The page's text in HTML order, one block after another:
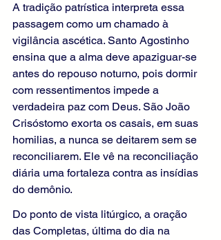
A tradição patrística interpreta essa
passagem como um chamado à
vigilância ascética. Santo Agostinho
ensina que a alma deve apaziguar-se
antes do repouso noturno, pois dormir
com ressentimentos impede a
verdadeira paz com Deus. São João
Crisóstomo exorta os casais, em suas
homilias, a nunca se deitarem sem se
reconciliarem. Ele vê na reconciliação
diária uma fortaleza contra as insídias
do demônio.
Do ponto de vista litúrgico, a oração
das Completas, última do dia na